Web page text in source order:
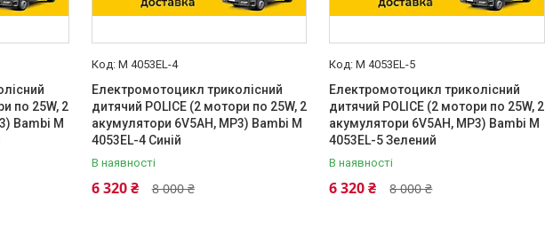
по 25W, 2
Bambi M
M 4053EL-4
Електромотоцикл триколісний
дитячий POLICE (2 мотори по 25W, 2
акумулятори 6V5AH, MP3) Bambi M
4053EL-4 Синій
В наявності
8 000 ₴
6 320 ₴
M 4053EL-5
Електромотоцикл триколісний
дитячий POLICE (2 мотори по 25W, 2
акумулятори 6V5AH, MP3) Bambi M
4053EL-5 Зелений
В наявності
8 000 ₴
6 320 ₴